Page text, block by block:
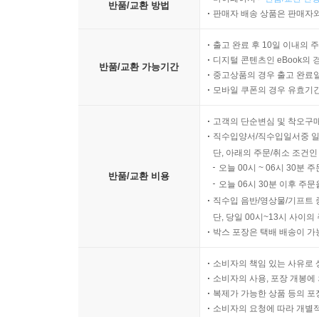
반품/교환 방법
판매자 배송 상품은 판매자
반품/교환 가능기간
출고 완료 후 10일 이내의
디지털 콘텐츠인 eBook의
중고상품의 경우 출고 완료
모바일 쿠폰의 경우 유효기
반품/교환 비용
고객의 단순변심 및 착오구
직수입양서/직수입일서중
단, 아래의 주문/취소 조건
오늘 00시 ~ 06시 30분
오늘 06시 30분 이후 주
직수입 음반/영상물/기프트
단, 당일 00시~13시 사이의
박스 포장은 택배 배송이
소비자의 책임 있는 사유로
소비자의 사용, 포장 개봉
복제가 가능한 상품 등의
소비자의 요청에 따라 개별